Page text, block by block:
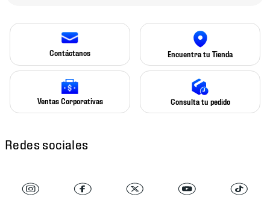
Contáctanos Encuentra tu Tienda
Ventas Corporativas Consulta tu pedido
Redes sociales